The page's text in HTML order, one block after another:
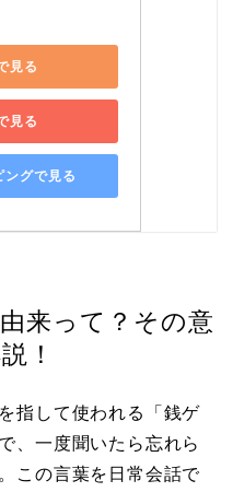
見る
見る
グで見る
来って？その意
！
指して使われる「銭ゲ
、一度聞いたら忘れら
この言葉を日常会話で